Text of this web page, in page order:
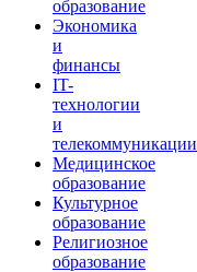
образование
Экономика
и
финансы
IT-
технологии
и
телекоммуникации
Медицинское
образование
Культурное
образование
Религиозное
образование